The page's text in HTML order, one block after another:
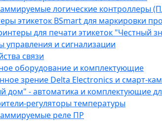
логические контроллеры
этикеток BSmart для маркировки
для печати этикеток "Честный
и сигнализации
связи
оборудование и комплектующие
зрение Delta Electronics и смарт-
дом" - автоматика и комплектующие
регуляторы температуры
реле ПР